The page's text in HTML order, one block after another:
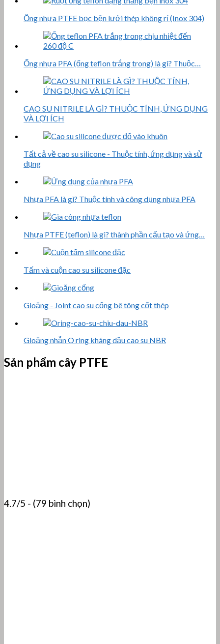
Ống nhựa PTFE bọc bện lưới thép không rỉ (Inox 304)
Ống nhựa PFA (ống teflon trắng trong) là gì? Thuộc…
CAO SU NITRILE LÀ GÌ? THUỘC TÍNH, ỨNG DỤNG
VÀ LỢI ÍCH
Tất cả về cao su silicone - Thuộc tính, ứng dụng và sử
dụng
Nhựa PFA là gì? Thuộc tính và công dụng nhựa PFA
Nhựa PTFE (teflon) là gì? thành phần cấu tạo và ứng…
Tấm và cuộn cao su silicone đặc
Gioăng - Joint cao su cống bê tông cốt thép
Gioăng nhẫn O ring kháng dầu cao su NBR
Sản phẩm cây PTFE
4.7/5 - (79 bình chọn)